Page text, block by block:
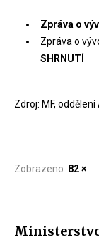
Zpráva o
Zpráva o
SHRNUTÍ
Zdroj: MF,
Zobrazeno 82 ×